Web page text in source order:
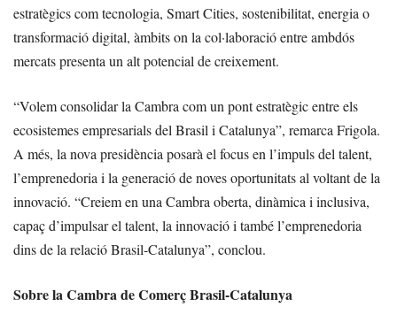
estratègics com tecnologia, Smart Cities, sostenibilitat, energia o
transformació digital, àmbits on la col·laboració entre ambdós
mercats presenta un alt potencial de creixement.
“Volem consolidar la Cambra com un pont estratègic entre els
ecosistemes empresarials del Brasil i Catalunya”, remarca Frigola.
A més, la nova presidència posarà el focus en l’impuls del talent,
l’emprenedoria i la generació de noves oportunitats al voltant de la
innovació. “Creiem en una Cambra oberta, dinàmica i inclusiva,
capaç d’impulsar el talent, la innovació i també l’emprenedoria
dins de la relació Brasil-Catalunya”, conclou.
Sobre la Cambra de Comerç Brasil-Catalunya